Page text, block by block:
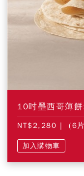
10吋墨西哥薄
NT$2,280 | (6
加入購物車